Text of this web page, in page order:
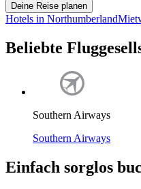
Deine Reise planen
Hotels in Northumberland
Beliebte
Southern Airways
Southern Airways
Einfach sorglos